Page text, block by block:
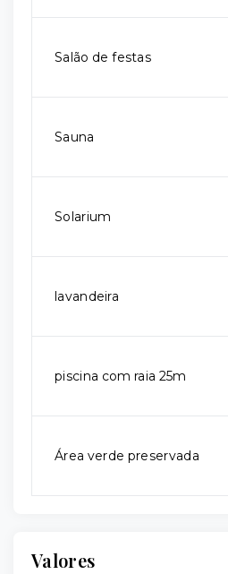
Salão de festas
Sauna
Solarium
lavandeira
piscina com raia 25m
Área verde preservada
Valores